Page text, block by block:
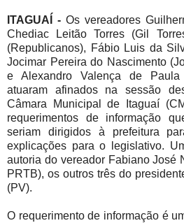
ITAGUAÍ - Os vereadores
Chediac Leitão Torres (Gil
(Republicanos), Fábio Luis da
Jocimar Pereira do Nascimento
e Alexandro Valença de
atuaram afinados na sessão
Câmara Municipal de Itaguaí
requerimentos de informação
seriam dirigidos à prefeitura
explicações para o legislativo.
autoria do vereador Fabiano José
PRTB), os outros três do
(PV).
O requerimento de informação é